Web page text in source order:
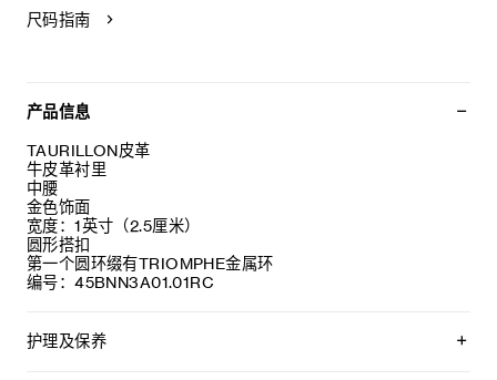
尺码指南
产品信息
TAURILLON皮革
牛皮革衬里
中腰
金色饰面
宽度：1英寸（2.5厘米）
圆形搭扣
第一个圆环缀有TRIOMPHE金属环
编号：45BNN3A01.01RC
护理及保养